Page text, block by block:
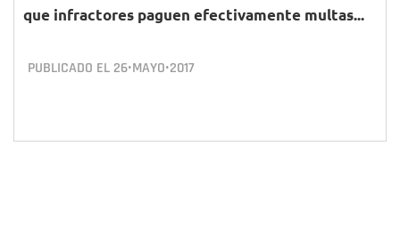
que infractores paguen efectivamente multas...
PUBLICADO EL 26•MAYO•2017